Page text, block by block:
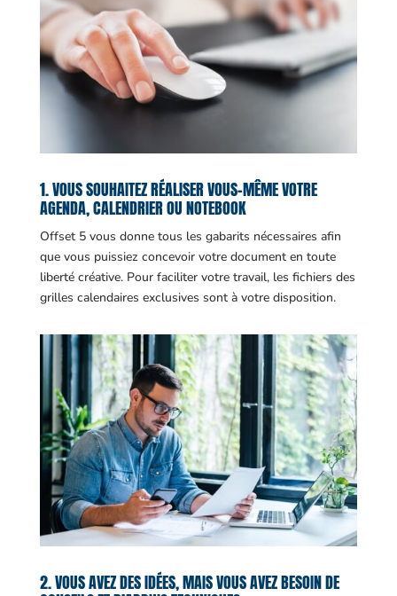
1. VOUS SOUHAITEZ RÉALISER VOUS-MÊME VOTRE
AGENDA, CALENDRIER OU NOTEBOOK
Offset 5 vous donne tous les gabarits nécessaires afin
que vous puissiez concevoir votre document en toute
liberté créative. Pour faciliter votre travail, les fichiers des
grilles calendaires exclusives sont à votre disposition.
2. VOUS AVEZ DES IDÉES, MAIS VOUS AVEZ BESOIN DE